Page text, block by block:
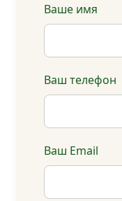
Ваше имя
Ваш телефон
Ваш Email